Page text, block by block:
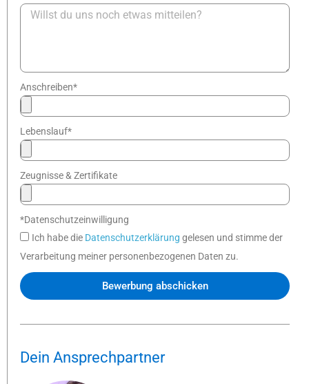
Anschreiben*
Lebenslauf*
Zeugnisse & Zertifikate
*Datenschutzeinwilligung
Ich habe die Datenschutzerklärung gelesen und stimme der
Verarbeitung meiner personenbezogenen Daten zu.
Bewerbung abschicken
Dein Ansprechpartner